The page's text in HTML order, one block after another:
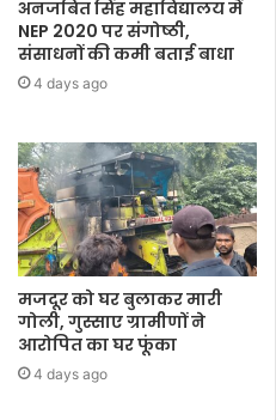
अनजबित सिंह महाविद्यालय में
NEP 2020 पर संगोष्ठी,
संसाधनों की कमी बताई बाधा
4 days ago
मजदूर को घर बुलाकर मारी
गोली, गुस्साए ग्रामीणों ने
आरोपित का घर फूंका
4 days ago